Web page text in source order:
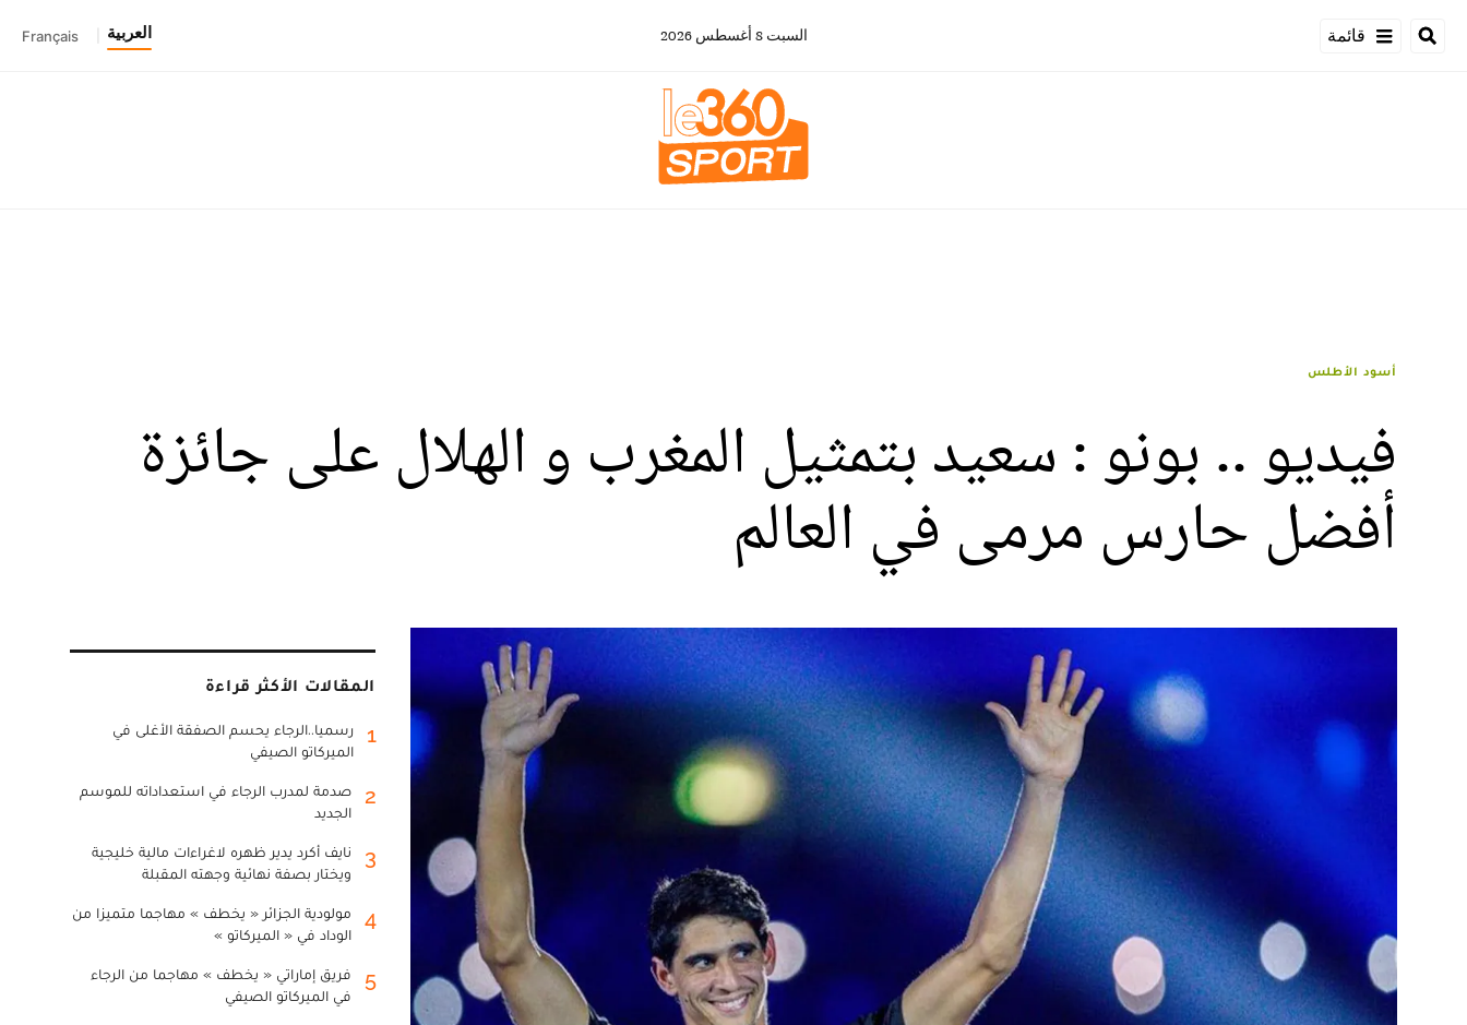
قائمة السبت 8 أغسطس 2026 العربية Français
أسود الأطلس
فيديو .. بونو : سعيد بتمثيل المغرب و الهلال على جائزة
أفضل حارس مرمى في العالم
المقالات الأكثر قراءة
1
رسميا..الرجاء يحسم الصفقة الأغلى في
الميركاتو الصيفي
2
صدمة لمدرب الرجاء في استعداداته للموسم
الجديد
3
نايف أكرد يدير ظهره لاغراءات مالية خليجية
ويختار بصفة نهائية وجهته المقبلة
4
مولودية الجزائر « يخطف » مهاجما متميزا من
الوداد في « الميركاتو »
5
فريق إماراتي « يخطف » مهاجما من الرجاء
في الميركاتو الصيفي